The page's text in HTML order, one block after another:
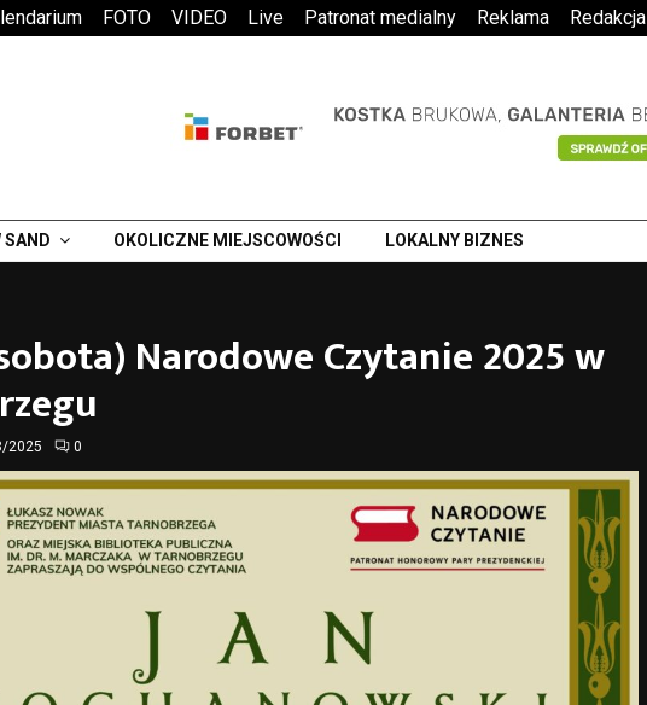
FOTO VIDEO Live Patronat medialny Reklama Redakcja
SAND OKOLICZNE MIEJSCOWOŚCI LOKALNY BIZNES
Narodowe Czytanie 2025 w
2025 0